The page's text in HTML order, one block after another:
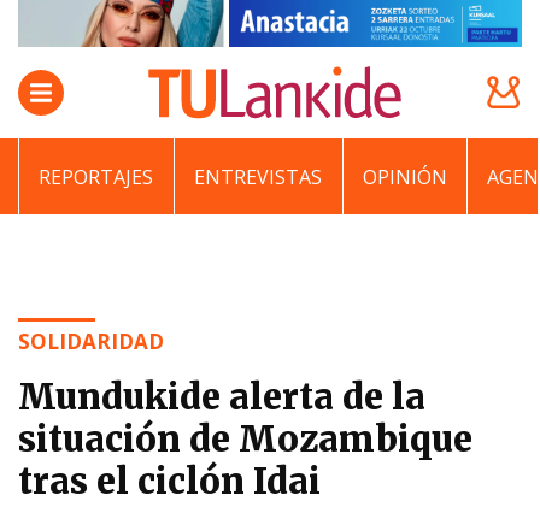
REPORTAJES ENTREVISTAS OPINIÓN
SOLIDARIDAD
Mundukide alerta de la
situación de Mozambique
tras el ciclón Idai